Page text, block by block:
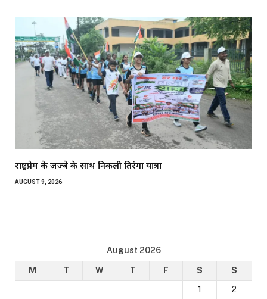
राष्ट्रप्रेम के जज्बे के साथ निकली तिरंगा यात्रा
AUGUST 9, 2026
August 2026
M T W T F S
S
1
2